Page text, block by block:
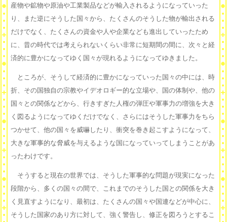
産物や鉱物や原油や工業製品などが輸入されるようになっていった
り、また逆にそうした国々から、たくさんのそうした物が輸出される
だけでなく、たくさんの資金や人や企業なども進出していったため
に、昔の時代では考えられないくらい非常に短期間の間に、次々と経
済的に豊かになってゆく国々が現れるようになってゆきました。
ところが、そうして経済的に豊かになっていった国々の中には、時
折、その国独自の宗教やイデオロギー的な立場や、国の体制や、他の
国々との関係などから、行きすぎた人権の弾圧や軍事力の増強を大き
く図るようになってゆくだけでなく、さらにはそうした軍事力をちら
つかせて、他の国々を威嚇したり、衝突を巻き起こすようになって、
大きな軍事的な脅威を与えるような国になっていってしまうことがあ
ったわけです。
そうすると現在の世界では、そうした軍事的な問題が現実になった
段階から、多くの国々の間で、これまでのそうした国との関係を大き
く見直すようになり、最初は、たくさんの国々や国連などが中心に、
そうした国家のあり方に対して、強く警告し、修正を図ろうとするこ